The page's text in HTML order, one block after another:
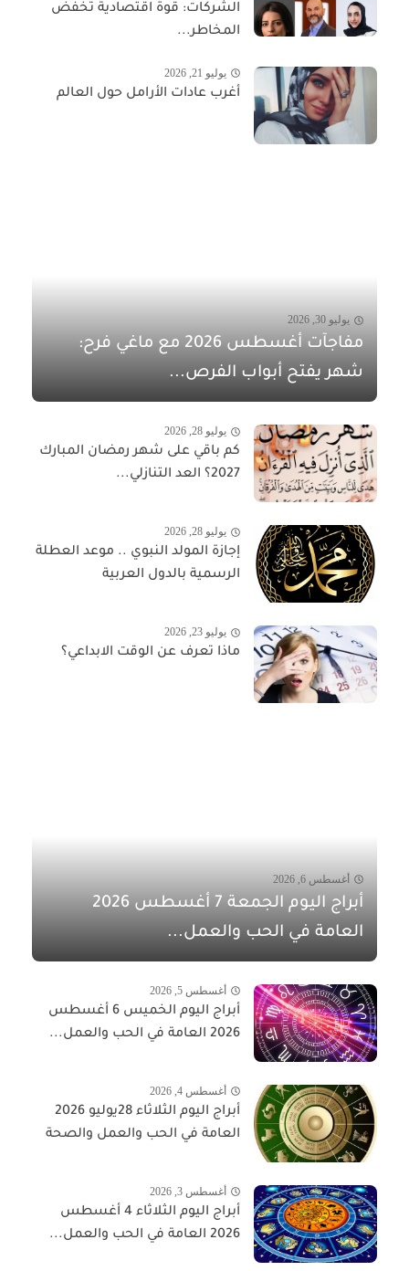
الشركات: قوة اقتصادية تخفّض
المخاطر...
يوليو 21, 2026
أغرب عادات الأرامل حول العالم
يوليو 30, 2026
مفاجآت أغسطس 2026 مع ماغي فرح:
شهر يفتح أبواب الفرص...
يوليو 28, 2026
كم باقي على شهر رمضان المبارك
2027؟ العد التنازلي...
يوليو 28, 2026
إجازة المولد النبوي .. موعد العطلة
الرسمية بالدول العربية
يوليو 23, 2026
ماذا تعرف عن الوقت الابداعي؟
أغسطس 6, 2026
أبراج اليوم الجمعة 7 أغسطس 2026
العامة في الحب والعمل...
أغسطس 5, 2026
أبراج اليوم الخميس 6 أغسطس
2026 العامة في الحب والعمل...
أغسطس 4, 2026
أبراج اليوم الثلاثاء 28يوليو 2026
العامة في الحب والعمل والصحة
أغسطس 3, 2026
أبراج اليوم الثلاثاء 4 أغسطس
2026 العامة في الحب والعمل...